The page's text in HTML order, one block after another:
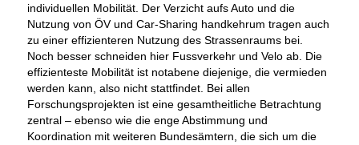
individuellen Mobilität. Der Verzicht aufs Auto und die
Nutzung von ÖV und Car-Sharing handkehrum tragen auch
zu einer effizienteren Nutzung des Strassenraums bei.
Noch besser schneiden hier Fussverkehr und Velo ab. Die
effizienteste Mobilität ist notabene diejenige, die vermieden
werden kann, also nicht stattfindet. Bei allen
Forschungsprojekten ist eine gesamtheitliche Betrachtung
zentral – ebenso wie die enge Abstimmung und
Koordination mit weiteren Bundesämtern, die sich um die